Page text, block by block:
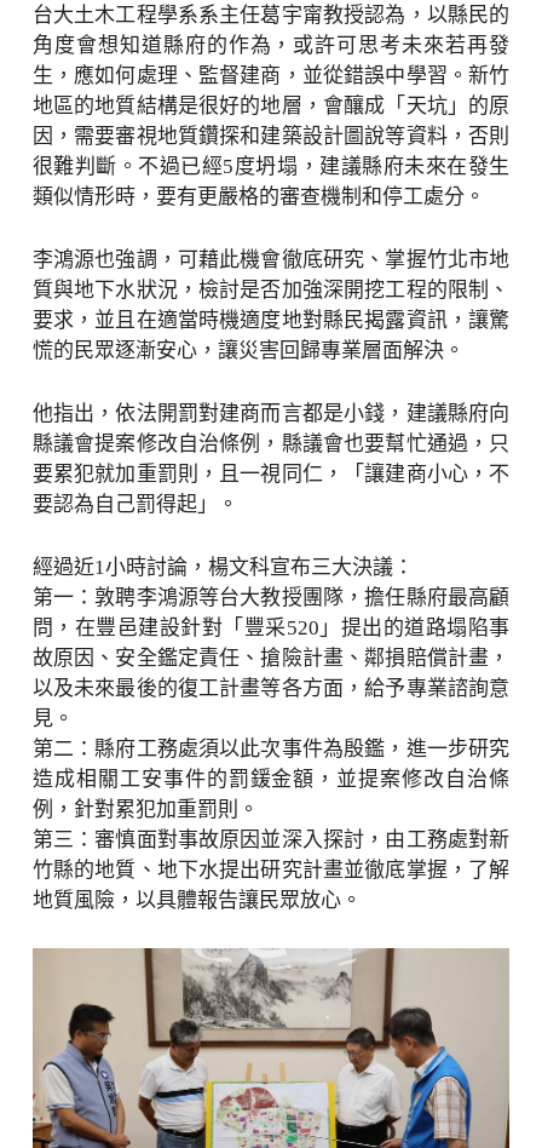
台大土木工程學系系主任葛宇甯教授認為，以縣民的
角度會想知道縣府的作為，或許可思考未來若再發
生，應如何處理、監督建商，並從錯誤中學習。新竹
地區的地質結構是很好的地層，會釀成「天坑」的原
因，需要審視地質鑽探和建築設計圖說等資料，否則
很難判斷。不過已經5度坍塌，建議縣府未來在發生
類似情形時，要有更嚴格的審查機制和停工處分。
李鴻源也強調，可藉此機會徹底研究、掌握竹北市地
質與地下水狀況，檢討是否加強深開挖工程的限制、
要求，並且在適當時機適度地對縣民揭露資訊，讓驚
慌的民眾逐漸安心，讓災害回歸專業層面解決。
他指出，依法開罰對建商而言都是小錢，建議縣府向
縣議會提案修改自治條例，縣議會也要幫忙通過，只
要累犯就加重罰則，且一視同仁，「讓建商小心，不
要認為自己罰得起」。
經過近1小時討論，楊文科宣布三大決議：
第一：敦聘李鴻源等台大教授團隊，擔任縣府最高顧
問，在豐邑建設針對「豐采520」提出的道路塌陷事
故原因、安全鑑定責任、搶險計畫、鄰損賠償計畫，
以及未來最後的復工計畫等各方面，給予專業諮詢意
見。
第二：縣府工務處須以此次事件為殷鑑，進一步研究
造成相關工安事件的罰鍰金額，並提案修改自治條
例，針對累犯加重罰則。
第三：審慎面對事故原因並深入探討，由工務處對新
竹縣的地質、地下水提出研究計畫並徹底掌握，了解
地質風險，以具體報告讓民眾放心。